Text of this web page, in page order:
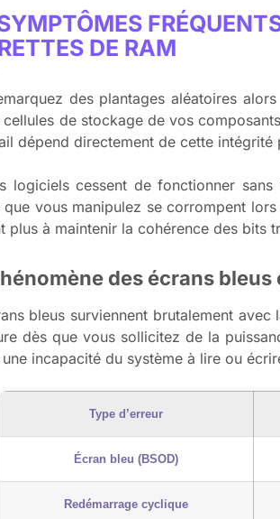
DE RAM
des plantages aléatoires
cellules de stockage de vos
dépend directement de cette intégrité
logiciels cessent de fonctionner
vous manipulez se corrompent
plus à maintenir la cohérence des bits
des écrans
bleus surviennent brutalement
dès que vous sollicitez de la
incapacité du système à lire ou
Type d’erreur
Écran bleu (BSOD)
Redémarrage cyclique